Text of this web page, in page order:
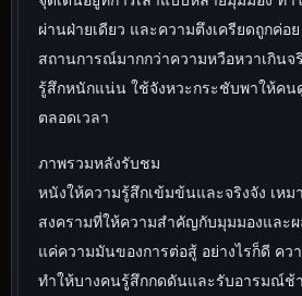
ผ่านฝ่ายเดียว และความตึงเครียดถูกค่อ
สถานการณ์มากกว่าความหวือหวาเกินจ
รู้สึกหนักแน่น ใช้จังหวะกระชับพาให้คนดู
ตลอดเวลา
ภาพรวมหลังรับชม
หนังให้ความรู้สึกเข้มข้นและจริงจัง เห
สงครามที่ให้ความสำคัญกับมุมมองและ
แค่ความมันของการต่อสู้ อย่างไรก็ดี คว
ทำให้บางคนรู้สึกกดดันและรับอารมณ์ช้